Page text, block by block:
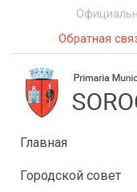
Обратная
Главная
Городской совет